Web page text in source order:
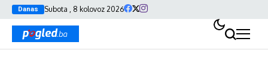
Danas Subota , 8 kolovoz 2026